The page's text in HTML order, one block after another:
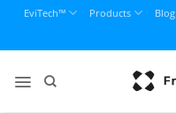
content
EviTech™ Products Blog